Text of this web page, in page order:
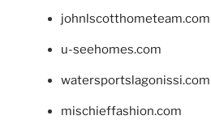
johnlscotthometeam.com
u-seehomes.com
watersportslagonissi.com
mischieffashion.com